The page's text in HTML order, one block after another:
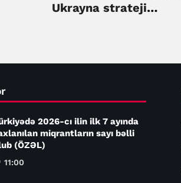
Ukrayna strateji
2026-cı ilin ilk 7 ayında
miqrantların sayı bəlli
(ÖZƏL)
11:00